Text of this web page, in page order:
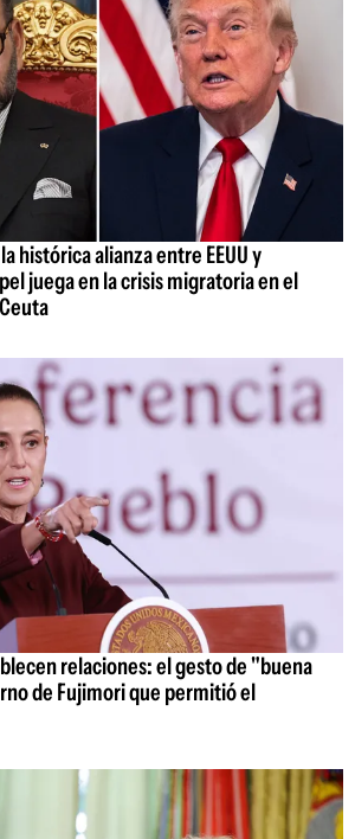
histórica alianza entre EEUU y
juega en la crisis migratoria en el
relaciones: el gesto de "buena
de Fujimori que permitió el